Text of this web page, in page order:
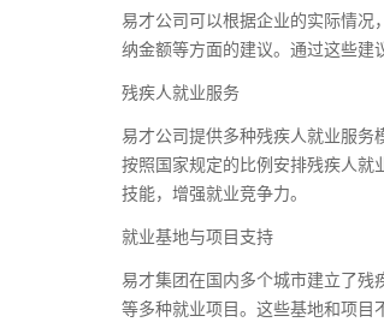
易才公司可以根据企业的实际情况
纳金额等方面的建议。通过这些建
残疾人就业服务
易才公司提供多种残疾人就业服务
按照国家规定的比例安排残疾人就
技能，增强就业竞争力。
就业基地与项目支持
易才集团在国内多个城市建立了残
等多种就业项目。这些基地和项目